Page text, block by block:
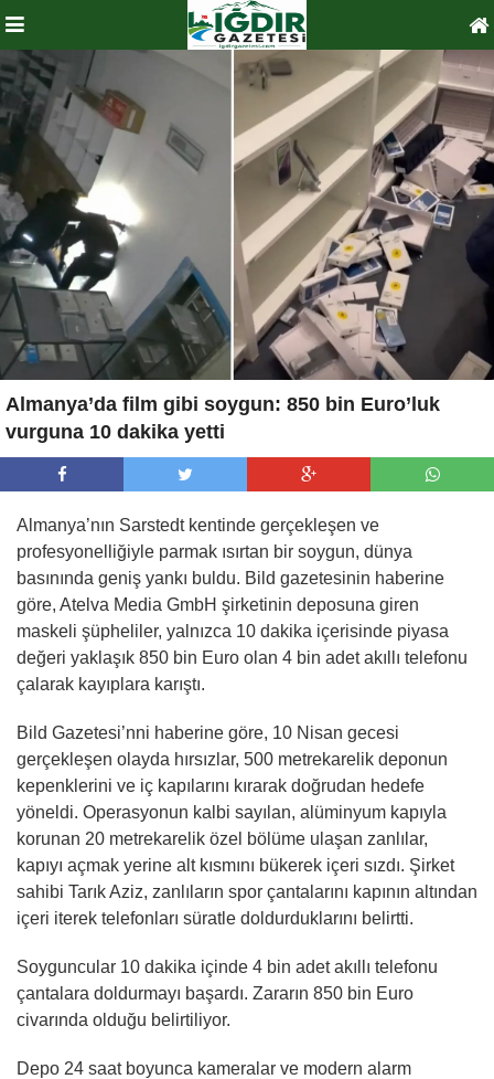
Almanya’da film gibi soygun: 850 bin Euro’luk
vurguna 10 dakika yetti
Almanya’nın Sarstedt kentinde gerçekleşen ve
profesyonelliğiyle parmak ısırtan bir soygun, dünya
basınında geniş yankı buldu. Bild gazetesinin haberine
göre, Atelva Media GmbH şirketinin deposuna giren
maskeli şüpheliler, yalnızca 10 dakika içerisinde piyasa
değeri yaklaşık 850 bin Euro olan 4 bin adet akıllı telefonu
çalarak kayıplara karıştı.
Bild Gazetesi’nni haberine göre, 10 Nisan gecesi
gerçekleşen olayda hırsızlar, 500 metrekarelik deponun
kepenklerini ve iç kapılarını kırarak doğrudan hedefe
yöneldi. Operasyonun kalbi sayılan, alüminyum kapıyla
korunan 20 metrekarelik özel bölüme ulaşan zanlılar,
kapıyı açmak yerine alt kısmını bükerek içeri sızdı. Şirket
sahibi Tarık Aziz, zanlıların spor çantalarını kapının altından
içeri iterek telefonları süratle doldurduklarını belirtti.
Soyguncular 10 dakika içinde 4 bin adet akıllı telefonu
çantalara doldurmayı başardı. Zararın 850 bin Euro
civarında olduğu belirtiliyor.
Depo 24 saat boyunca kameralar ve modern alarm